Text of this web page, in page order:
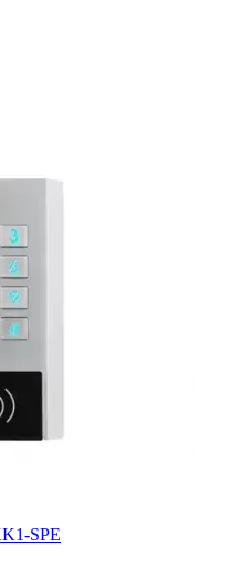
SPE